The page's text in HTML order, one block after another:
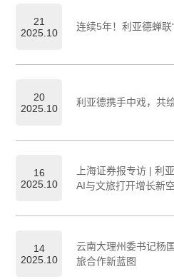
21
2025.10
连续5年！利亚德蝉联
20
2025.10
利亚德携手中戏，共
16
2025.10
上海证券报专访 | 利
AI与文旅打开增长新
14
2025.10
云南大理州委书记杨
旅合作新蓝图